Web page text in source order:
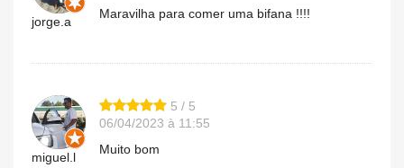
jorge.a
Maravilha para comer uma bifana !!!!
miguel.l
5 / 5
06/04/2023 à 11:55
Muito bom